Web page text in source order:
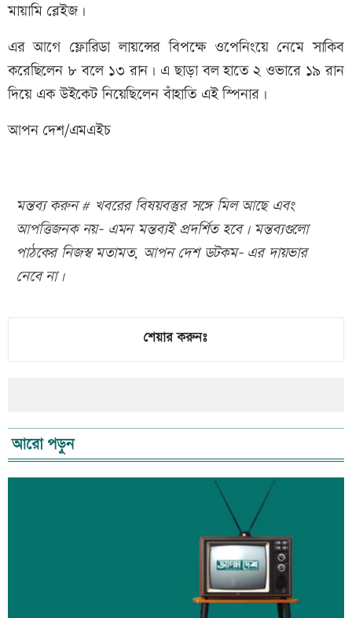
মায়ামি ব্লেইজ।
এর আগে ফ্লোরিডা লায়ন্সের বিপক্ষে ওপেনিংয়ে নেমে সাকিব
করেছিলেন ৮ বলে ১৩ রান। এ ছাড়া বল হাতে ২ ওভারে ১৯ রান
দিয়ে এক উইকেট নিয়েছিলেন বাঁহাতি এই স্পিনার।
আপন দেশ/এমএইচ
মন্তব্য করুন # খবরের বিষয়বস্তুর সঙ্গে মিল আছে এবং
আপত্তিজনক নয়- এমন মন্তব্যই প্রদর্শিত হবে। মন্তব্যগুলো
পাঠকের নিজস্ব মতামত, আপন দেশ ডটকম- এর দায়ভার
নেবে না।
শেয়ার করুনঃ
আরো পড়ুন